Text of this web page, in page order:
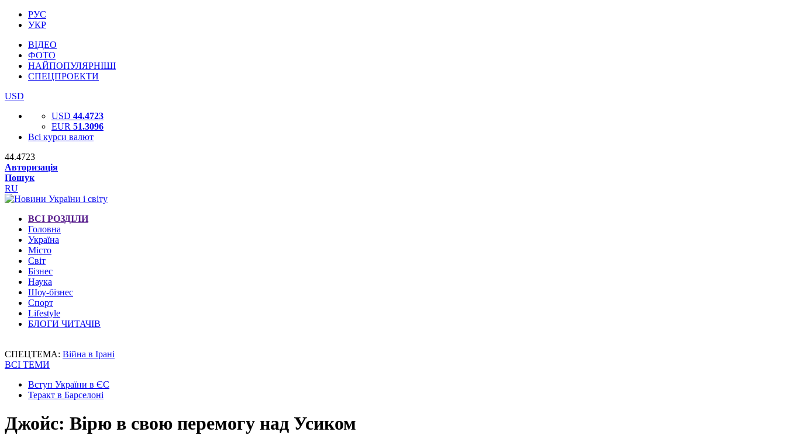
РУС
УКР
ВІДЕО
ФОТО
НАЙПОПУЛЯРНІШІ
СПЕЦПРОЕКТИ
USD
USD 44.4723
EUR 51.3096
Всі курси валют
44.4723
Авторизація
Пошук
RU
ВСІ РОЗДІЛИ
Головна
Україна
Місто
Світ
Бізнес
Наука
Шоу-бізнес
Спорт
Lifestyle
БЛОГИ ЧИТАЧІВ
СПЕЦТЕМА: Війна в Ірані
ВСІ ТЕМИ
Вступ України в ЄС
Теракт в Барселоні
Джойс: Вірю в свою перемогу над Усиком